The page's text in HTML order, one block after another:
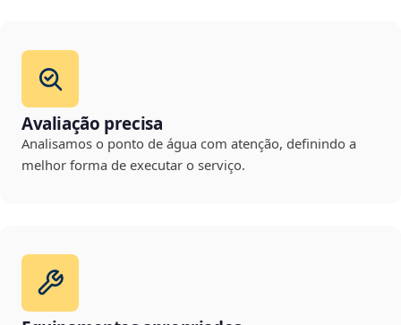
Avaliação precisa
Analisamos o ponto de água com atenção, definindo a
melhor forma de executar o serviço.